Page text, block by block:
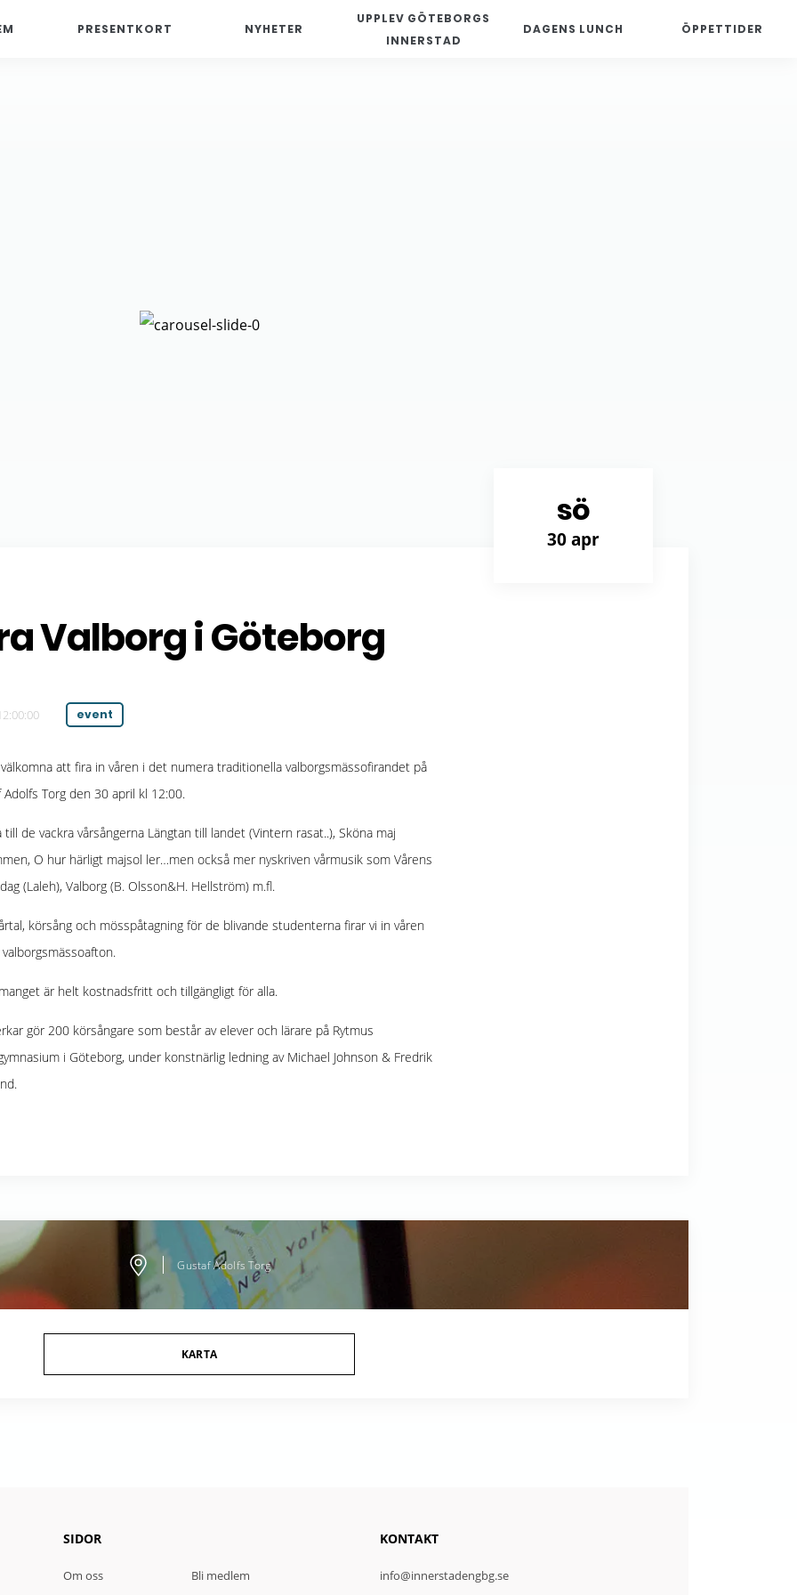
PRESENTKORT NYHETER
UPPLEV GÖTEBORGS
INNERSTAD
DAGENS LUNCH ÖPPETTIDER
sö
30 apr
Valborg i Göteborg
event
att fira in våren i det numera traditionella valborgsmässofirandet på
Adolfs Torg den 30 april kl 12:00.
till de vackra vårsångerna Längtan till landet (Vintern rasat..), Sköna maj
O hur härligt majsol ler…men också mer nyskriven vårmusik som Vårens
(Laleh), Valborg (B. Olsson&H. Hellström) m.fl.
körsång och mösspåtagning för de blivande studenterna firar vi in våren
är helt kostnadsfritt och tillgängligt för alla.
gör 200 körsångare som består av elever och lärare på Rytmus
i Göteborg, under konstnärlig ledning av Michael Johnson & Fredrik
Gustaf Adolfs Torg
KARTA
SIDOR
Om oss Bli medlem
KONTAKT
info@innerstadengbg.se